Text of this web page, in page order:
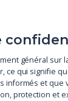
général
ce qui signifie
informés et que
protection et